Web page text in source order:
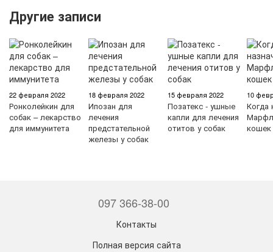
Другие записи
22 февраля 2022
Ронколейкин для
собак – лекарство
для иммунитета
18 февраля 2022
Ипозан для
лечения
предстательной
железы у собак
15 февраля 2022
Позатекс - ушные
капли для лечения
отитов у собак
10
Когда
кошек
097 366-38-00
Контакты
Полная версия сайта